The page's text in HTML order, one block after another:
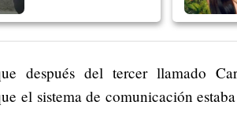
después del tercer llamado
el sistema de comunicación